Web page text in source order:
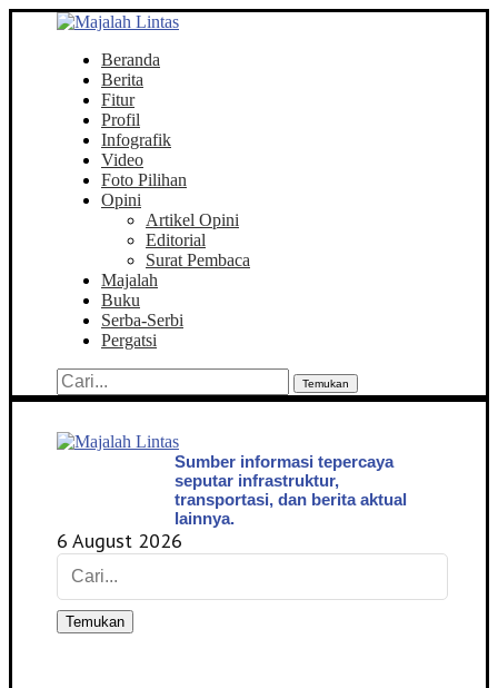
Beranda
Berita
Fitur
Profil
Infografik
Video
Foto Pilihan
Opini
Artikel Opini
Editorial
Surat Pembaca
Majalah
Buku
Serba-Serbi
Pergatsi
Temukan
Sumber informasi tepercaya
seputar infrastruktur,
transportasi, dan berita aktual
lainnya.
6 August 2026
Temukan